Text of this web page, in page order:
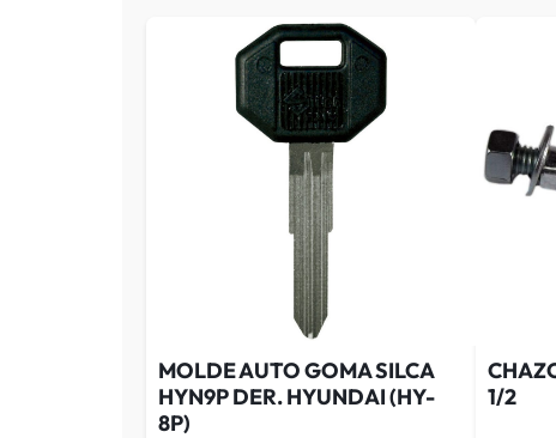
MOLDE AUTO GOMA SILCA
HYN9P DER. HYUNDAI (HY-
8P)
1/2